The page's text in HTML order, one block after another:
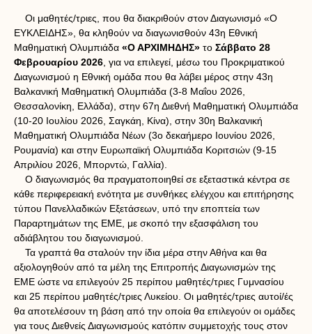
Οι μαθητές/τριες, που θα διακριθούν στον Διαγωνισμό «Ο
ΕΥΚΛΕΙΔΗΣ», θα κληθούν να διαγωνισθούν 43η Εθνική
Μαθηματική Ολυμπιάδα «Ο ΑΡΧΙΜΗΔΗΣ» το Σάββατο 28
Φεβρουαρίου 2026 , για να επιλεγεί, μέσω του Προκριματικού
Διαγωνισμού η Εθνική ομάδα που θα λάβει μέρος στην 43η
Βαλκανική Μαθηματική Ολυμπιάδα (3-8 Μαΐου 2026,
Θεσσαλονίκη, Ελλάδα), στην 67η Διεθνή Μαθηματική Ολυμπιάδα
(10-20 Ιουλίου 2026, Σαγκάη, Κίνα), στην 30η Βαλκανική
Μαθηματική Ολυμπιάδα Νέων (3ο δεκαήμερο Ιουνίου 2026,
Ρουμανία) και στην Ευρωπαϊκή Ολυμπιάδα Κοριτσιών (9-15
Απριλίου 2026, Μπορντώ, Γαλλία).
Ο διαγωνισμός θα πραγματοποιηθεί σε εξεταστικά κέντρα σε
κάθε περιφερειακή ενότητα με συνθήκες ελέγχου και επιτήρησης
τύπου Πανελλαδικών Εξετάσεων, υπό την εποπτεία των
Παραρτημάτων της ΕΜΕ, με σκοπό την εξασφάλιση του
αδιάβλητου του διαγωνισμού.
Τα γραπτά θα σταλούν την ίδια μέρα στην Αθήνα και θα
αξιολογηθούν από τα μέλη της Επιτροπής Διαγωνισμών της
ΕΜΕ ώστε να επιλεγούν 25 περίπου μαθητές/τριες Γυμνασίου
και 25 περίπου μαθητές/τριες Λυκείου. Οι μαθητές/τριες αυτοί/ές
θα αποτελέσουν τη βάση από την οποία θα επιλεγούν οι ομάδες
για τους Διεθνείς Διαγωνισμούς κατόπιν συμμετοχής τους στον